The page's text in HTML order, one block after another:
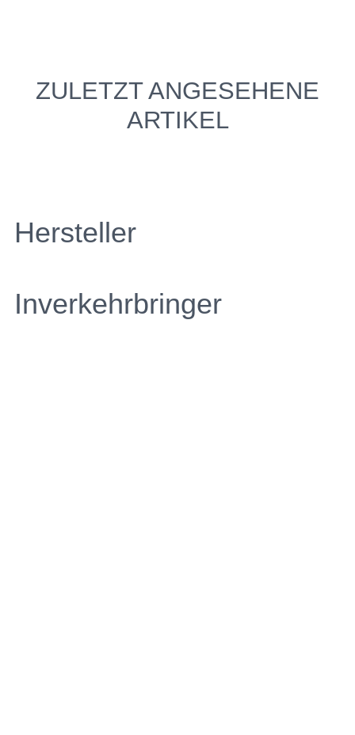
ZULETZT ANGESEHENE
ARTIKEL
Hersteller
Inverkehrbringer